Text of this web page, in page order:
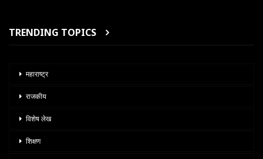
TRENDING TOPICS
महाराष्ट्र
राजकीय
विशेष लेख
शिक्षण